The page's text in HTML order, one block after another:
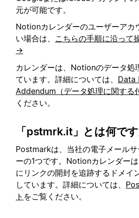
元が可能です。
Notionカレンダーのユーザーアカ
い場合は、 こちらの手順に沿って
→
カレンダーは、Notionのデータ処
ています。詳細については、 Data
Addendum（データ処理に関する
ください。
「pstmrk.it」とは何で
Postmarkは、当社の電子メール
ーの1つです。Notionカレンダー
にリンクの開封を追跡するドメイ
しています。詳細については、
ト をご覧ください。